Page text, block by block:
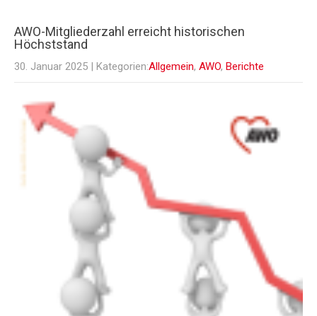
AWO-Mitgliederzahl erreicht historischen
Höchststand
30. Januar 2025 | Kategorien:Allgemein, AWO, Berichte